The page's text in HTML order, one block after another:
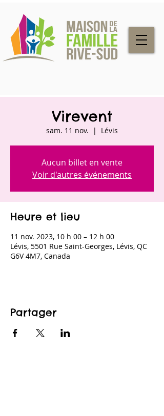
Virevent
sam. 11 nov.
  |
Lévis
Aucun billet en vente
Voir d'autres événements
Heure et lieu
11 nov. 2023, 10 h 00 – 12 h 00
Lévis, 5501 Rue Saint-Georges, Lévis, QC
G6V 4M7, Canada
Partager